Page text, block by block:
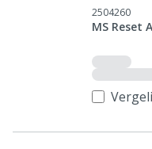
2504260
MS Reset